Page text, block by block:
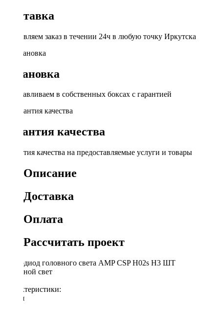
Доставка
Доставляем заказ в течении 24ч в любую точку Иркутска
Установка
Устанавливаем в собственных боксах с гарантией
Гарантия качества
Гарантия качества на предоставляемые услуги и товары
Описание
Доставка
Оплата
Рассчитать проект
Светодиод головного света AMP CSP H02s H3 ШТ
Головной свет
Характеристики:
Серия